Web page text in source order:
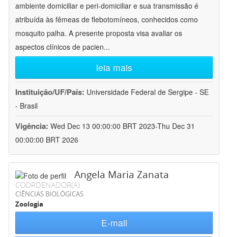
ambiente domiciliar e peri-domiciliar e sua transmissão é
atribuída às fêmeas de flebotomíneos, conhecidos como
mosquito palha. A presente proposta visa avaliar os
aspectos clínicos de pacien...
leia mais
Instituição/UF/País: Universidade Federal de Sergipe - SE
- Brasil
Vigência: Wed Dec 13 00:00:00 BRT 2023-Thu Dec 31
00:00:00 BRT 2026
Angela Maria Zanata
COORDENADOR(A)
CIÊNCIAS BIOLÓGICAS
Zoologia
E-mail